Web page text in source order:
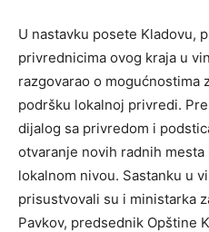
U nastavku posete Kladovu,
privrednicima ovog kraja u
razgovarao o mogućnostima
podršku lokalnoj privredi.
dijalog sa privredom i
otvaranje novih radnih
lokalnom nivou. Sastanku u
prisustvovali su i ministarka
Pavkov, predsednik Opštine